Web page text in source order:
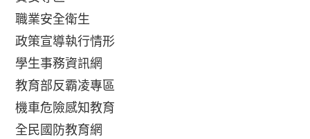
職業安全衛生
政策宣導執行情形
學生事務資訊網
教育部反霸凌專區
機車危險感知教育
全民國防教育網